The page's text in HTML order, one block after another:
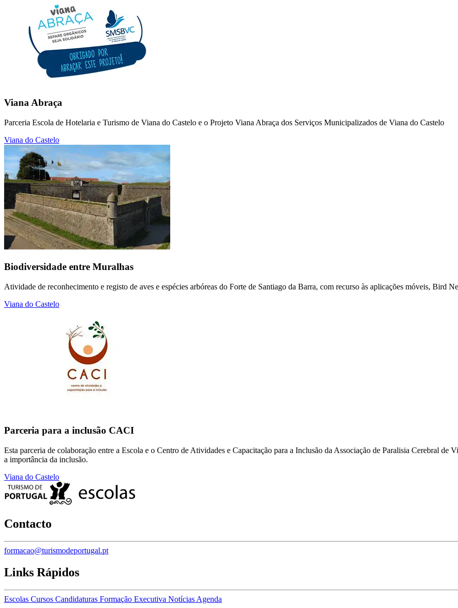
Viana Abraça
Parceria Escola de Hotelaria e Turismo de Viana do Castelo e o Projeto Viana Abraça dos Serviços Municipalizados de Viana do Castelo
Viana do Castelo
Biodiversidade entre Muralhas
Atividade de reconhecimento e registo de aves e espécies arbóreas do Forte de Santiago da Barra, com recurso às aplicações móveis, Bird
Viana do Castelo
Parceria para a inclusão CACI
Esta parceria de colaboração entre a Escola e o Centro de Atividades e Capacitação para a Inclusão da Associação de Paralisia Cerebral de
a importância da inclusão.
Viana do Castelo
Contacto
formacao@turismodeportugal.pt
Links Rápidos
Escolas Cursos Candidaturas Formação Executiva Notícias Agenda